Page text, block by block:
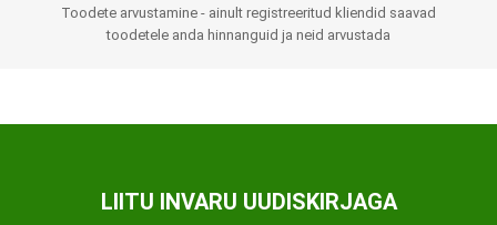
Toodete arvustamine - ainult registreeritud kliendid saavad
toodetele anda hinnanguid ja neid arvustada
LIITU INVARU UUDISKIRJAGA